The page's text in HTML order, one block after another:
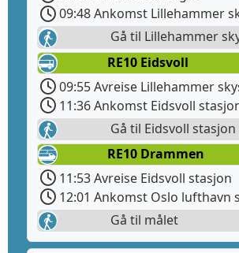
09:48 Ankomst Lillehammer
Gå til Lillehammer
RE10 Eidsvoll
09:55 Avreise Lillehammer
11:36 Ankomst Eidsvoll
Gå til Eidsvoll stasjon
RE10 Drammen
11:53 Avreise Eidsvoll stasjon
12:01 Ankomst Oslo lufthavn
Gå til målet